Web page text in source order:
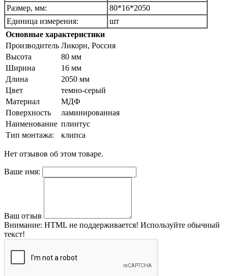
Размер, мм:
80*16*2050
Единица измерения:
шт
Основные характеристики
Производитель Ликорн, Россия
Высота
80 мм
Ширина
16 мм
Длина
2050 мм
Цвет
темно-серый
Материал
МДФ
Поверхность
ламинированная
Наименование плинтус
Тип монтажа:
клипса
Нет отзывов об этом товаре.
Ваше имя:
Ваш отзыв
Внимание: HTML не поддерживается! Используйте обычный
текст!